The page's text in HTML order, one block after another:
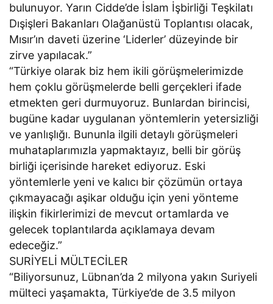
bulunuyor. Yarın Cidde’de İslam İşbirliği Teşkilatı
Dışişleri Bakanları Olağanüstü Toplantısı olacak,
Mısır’ın daveti üzerine ‘Liderler’ düzeyinde bir
zirve yapılacak.”
“Türkiye olarak biz hem ikili görüşmelerimizde
hem çoklu görüşmelerde belli gerçekleri ifade
etmekten geri durmuyoruz. Bunlardan birincisi,
bugüne kadar uygulanan yöntemlerin yetersizliği
ve yanlışlığı. Bununla ilgili detaylı görüşmeleri
muhataplarımızla yapmaktayız, belli bir görüş
birliği içerisinde hareket ediyoruz. Eski
yöntemlerle yeni ve kalıcı bir çözümün ortaya
çıkmayacağı aşikar olduğu için yeni yönteme
ilişkin fikirlerimizi de mevcut ortamlarda ve
gelecek toplantılarda açıklamaya devam
edeceğiz.”
SURİYELİ MÜLTECİLER
“Biliyorsunuz, Lübnan’da 2 milyona yakın Suriyeli
mülteci yaşamakta, Türkiye’de de 3.5 milyon